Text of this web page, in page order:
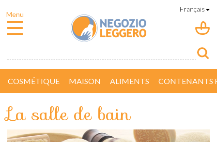
COSMÉTIQUE MAISON ALIMENTS CONTENANTS
La salle de bain